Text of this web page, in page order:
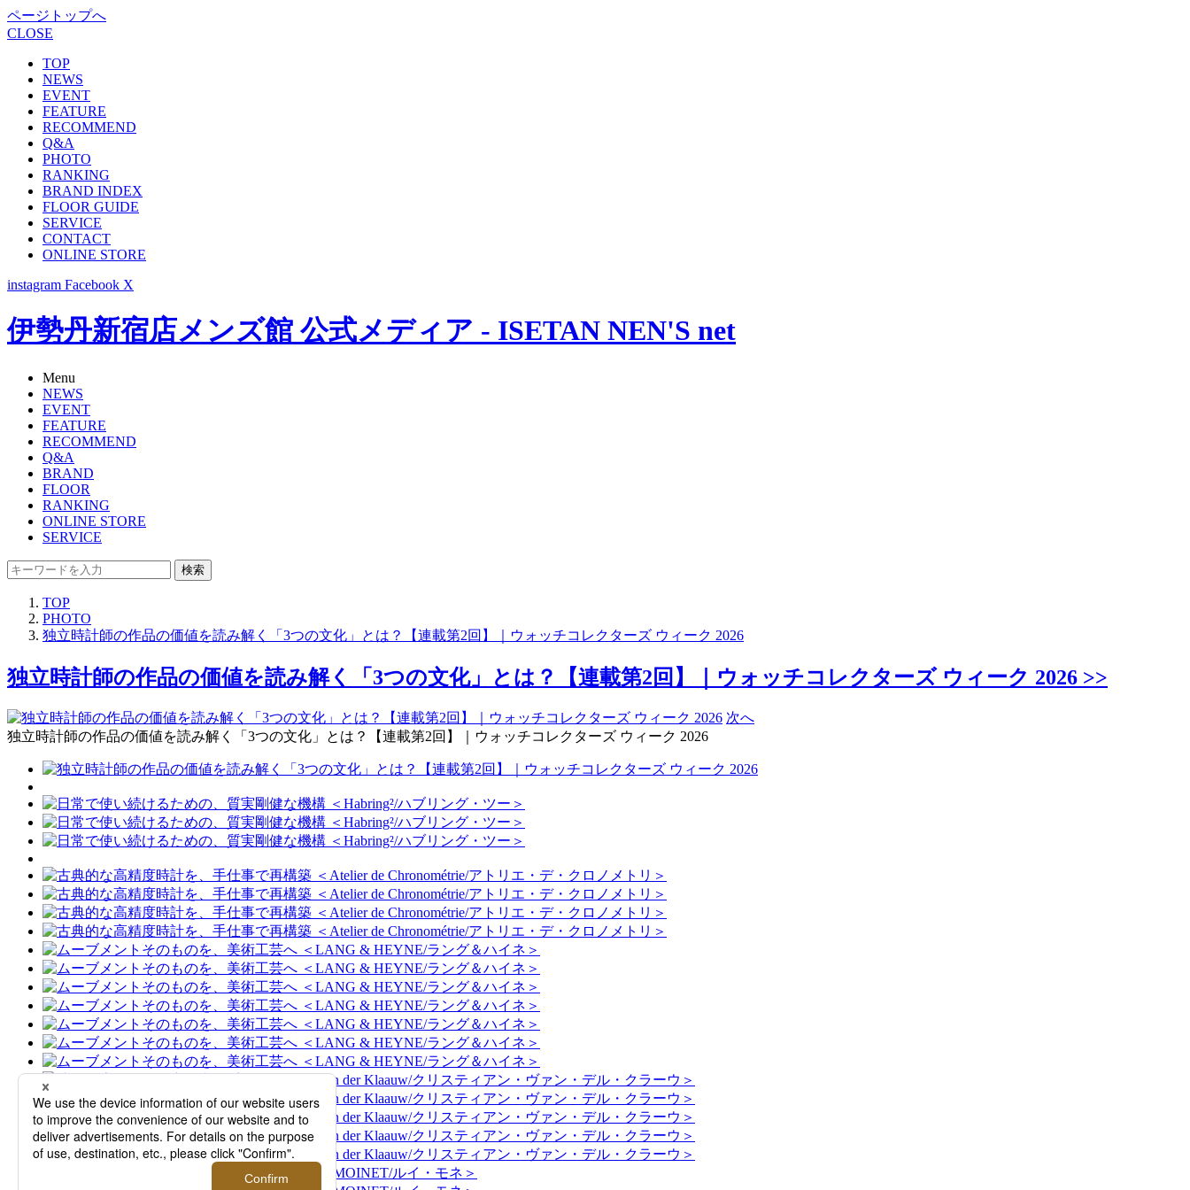
ページトップへ
CLOSE
TOP
NEWS
EVENT
FEATURE
RECOMMEND
Q&A
PHOTO
RANKING
BRAND INDEX
FLOOR GUIDE
SERVICE
CONTACT
ONLINE STORE
instagram Facebook X
伊勢丹新宿店メンズ館 公式メディア - ISETAN NEN'S net
Menu
NEWS
EVENT
FEATURE
RECOMMEND
Q&A
BRAND
FLOOR
RANKING
ONLINE STORE
SERVICE
検索
TOP
PHOTO
独立時計師の作品の価値を読み解く「3つの文化」とは？【連載第2回】｜ウォッチコレクターズ ウィーク 2026
独立時計師の作品の価値を読み解く「3つの文化」とは？【連載第2回】｜ウォッチコレクターズ ウィーク 2026 >>
次へ
独立時計師の作品の価値を読み解く「3つの文化」とは？【連載第2回】｜ウォッチコレクターズ ウィーク 2026